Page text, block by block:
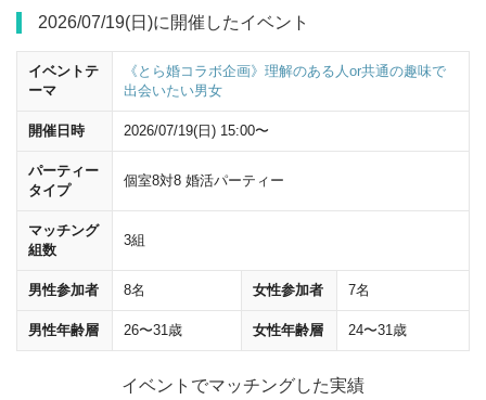
横断歩道を渡り、
2026/07/19(日)に開催したイベント
イベントテ
ーマ
《とら婚コラボ企画》理解のある人or共通の趣味で
出会いたい男女
開催日時 2026/07/19(日) 15:00〜
パーティー
タイプ
個室8対8 婚活パーティー
マッチング
組数
3組
男性参加者 8名 女性参加者 7名
男性年齢層 26〜31歳 女性年齢層 24〜31歳
イベントでマッチングした実績